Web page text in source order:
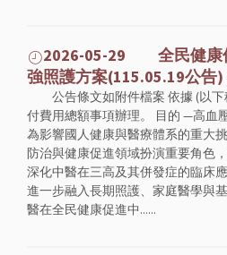
2026-05-29 全民健康
強照護方案(115.05.19公告)
公告條文如附件檔案 依據 (以
付費用總額事項辦理。 目的 —高血
為影響國人健康與醫療體系的重大
防治與健康促進領域扮演重要角色
深化中醫在三高及其併發症的臨床
進一步融入長期照護、家庭醫學與
醫在全民健康促進中......